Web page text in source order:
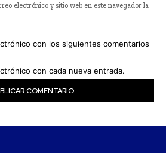
electrónico y sitio web en este navegador la
con los siguientes comentarios
con cada nueva entrada.